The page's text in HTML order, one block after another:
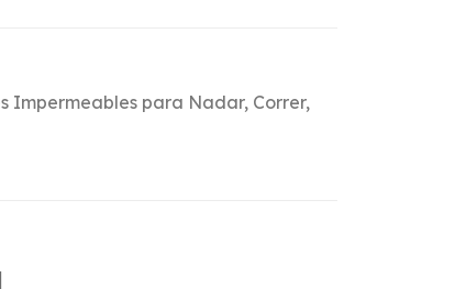
Impermeables para Nadar, Correr,